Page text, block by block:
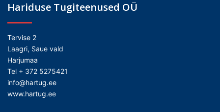
Hariduse Tugiteenused OÜ
Tervise 2
Laagri, Saue vald
Harjumaa
Tel + 372 5275421
info@hartug.ee
www.hartug.ee